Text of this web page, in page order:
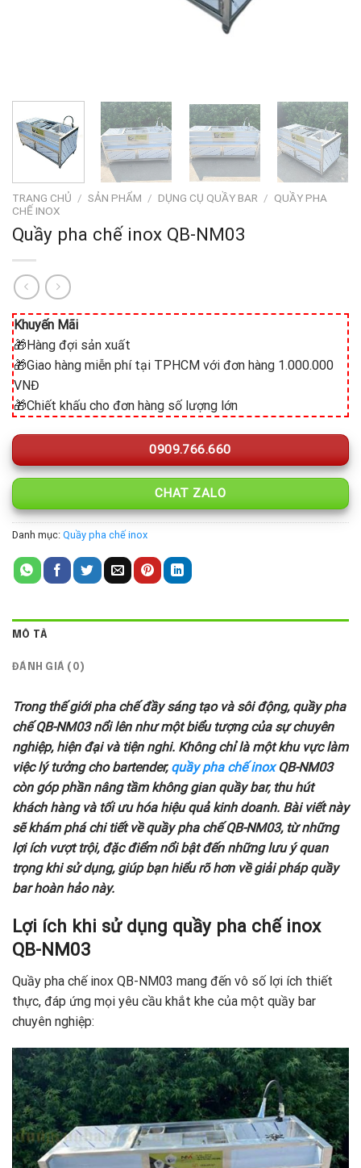
TRANG CHỦ / SẢN PHẨM / DỤNG CỤ QUẦY BAR / QUẦY PHA
CHẾ INOX
Quầy pha chế inox QB-NM03
Khuyến Mãi
🎁Hàng đợi sản xuất
🎁Giao hàng miễn phí tại TPHCM với đơn hàng 1.000.000
VNĐ
🎁Chiết khấu cho đơn hàng số lượng lớn
0909.766.660
CHAT ZALO
Danh mục: Quầy pha chế inox
MÔ TẢ
ĐÁNH GIÁ (0)
Trong thế giới pha chế đầy sáng tạo và sôi động, quầy pha
chế QB-NM03 nổi lên như một biểu tượng của sự chuyên
nghiệp, hiện đại và tiện nghi. Không chỉ là một khu vực làm
việc lý tưởng cho bartender, quầy pha chế inoxQB-NM03
còn góp phần nâng tầm không gian quầy bar, thu hút
khách hàng và tối ưu hóa hiệu quả kinh doanh. Bài viết này
sẽ khám phá chi tiết về quầy pha chế QB-NM03, từ những
lợi ích vượt trội, đặc điểm nổi bật đến những lưu ý quan
trọng khi sử dụng, giúp bạn hiểu rõ hơn về giải pháp quầy
bar hoàn hảo này.
Lợi ích khi sử dụng quầy pha chế inox
QB-NM03
Quầy pha chế inox QB-NM03 mang đến vô số lợi ích thiết
thực, đáp ứng mọi yêu cầu khắt khe của một quầy bar
chuyên nghiệp: